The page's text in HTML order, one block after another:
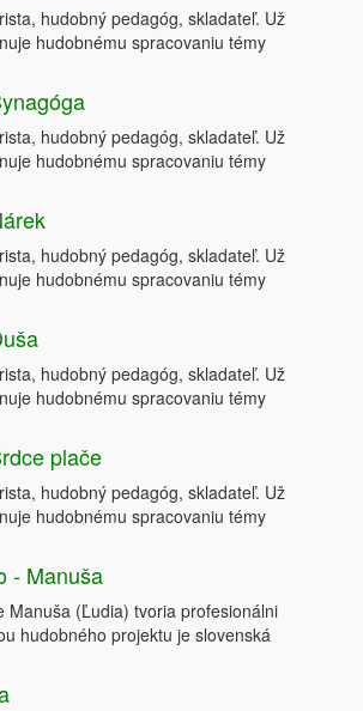
hudobný pedagóg, skladateľ. Už
hudobnému spracovaniu témy
hudobný pedagóg, skladateľ. Už
hudobnému spracovaniu témy
hudobný pedagóg, skladateľ. Už
hudobnému spracovaniu témy
hudobný pedagóg, skladateľ. Už
hudobnému spracovaniu témy
plače
hudobný pedagóg, skladateľ. Už
hudobnému spracovaniu témy
- Manuša
Manuša (Ľudia) tvoria profesionálni
hudobného projektu je slovenská